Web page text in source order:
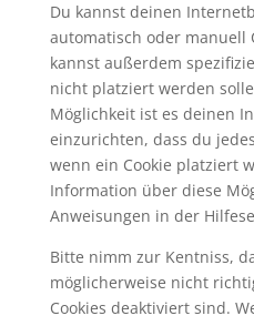
Du kannst deinen
automatisch oder manuell
kannst außerdem
nicht platziert werden
Möglichkeit ist es deinen
einzurichten, dass du
wenn ein Cookie platziert
Information über diese
Anweisungen in der
Bitte nimm zur Kentniss,
möglicherweise nicht
Cookies deaktiviert sind.